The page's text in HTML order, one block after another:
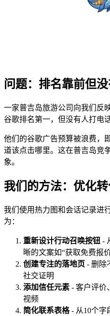
问题：排名靠前但
一家普吉岛旅游公司向我们反
谷歌排名第一，但没有人打电
他们的谷歌广告预算被浪费，
道该点击哪里。这在普吉岛竞
象。
我们的方法：优化
我们使用热力图和会话记录进
为：
重新设计行动召唤按钮 -
晰的文案如“获取免费报
创建专注的落地页 - 删除
社交证明
添加信任元素 - 客户评价
视频
简化联系表格- 从10个字